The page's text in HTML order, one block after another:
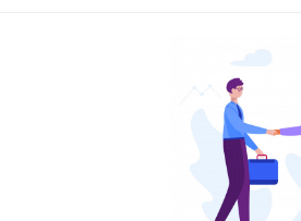
Dịch vụ cưới tại Long An
Dịch vụ cưới tại Ninh Thuận
Dịch vụ cưới tại Quảng Nam
Dịch vụ cưới tại Quảng Trị